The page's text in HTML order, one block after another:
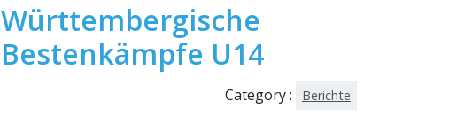
Württembergische
Bestenkämpfe U14
Category : Berichte